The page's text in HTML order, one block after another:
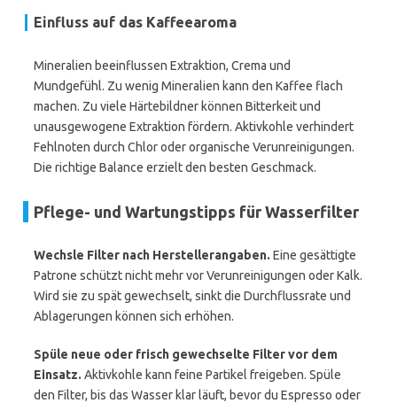
Einfluss auf das Kaffeearoma
Mineralien beeinflussen Extraktion, Crema und
Mundgefühl. Zu wenig Mineralien kann den Kaffee flach
machen. Zu viele Härtebildner können Bitterkeit und
unausgewogene Extraktion fördern. Aktivkohle verhindert
Fehlnoten durch Chlor oder organische Verunreinigungen.
Die richtige Balance erzielt den besten Geschmack.
Pflege- und Wartungstipps für Wasserfilter
Wechsle Filter nach Herstellerangaben. Eine gesättigte
Patrone schützt nicht mehr vor Verunreinigungen oder Kalk.
Wird sie zu spät gewechselt, sinkt die Durchflussrate und
Ablagerungen können sich erhöhen.
Spüle neue oder frisch gewechselte Filter vor dem
Einsatz. Aktivkohle kann feine Partikel freigeben. Spüle
den Filter, bis das Wasser klar läuft, bevor du Espresso oder